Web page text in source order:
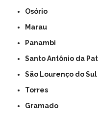
Osório
Marau
Panambi
Santo Antônio da
São Lourenço do Sul
Torres
Gramado